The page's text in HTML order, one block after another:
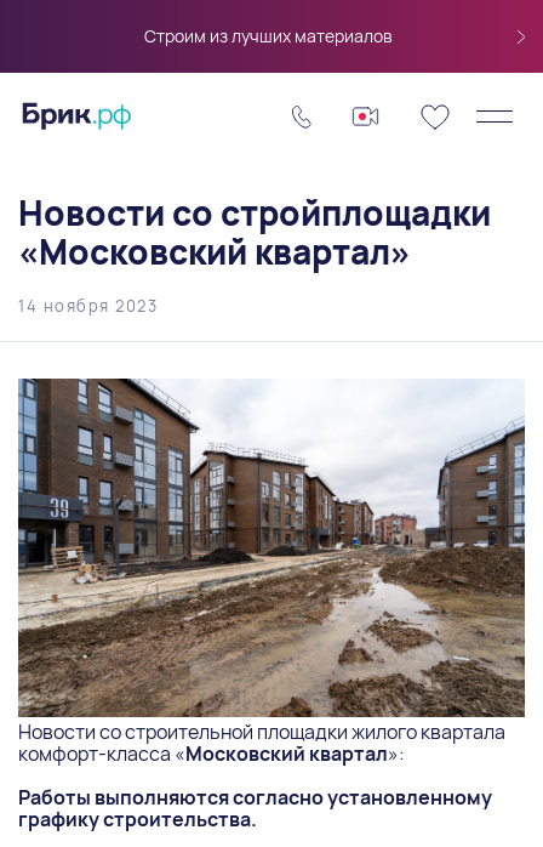
Строим из лучших материалов
Новости со стройплощадки
«Московский квартал»
14 ноября 2023
Новости со строительной площадки жилого квартала
комфорт-класса «Московский квартал»:
Работы выполняются согласно установленному
графику строительства.